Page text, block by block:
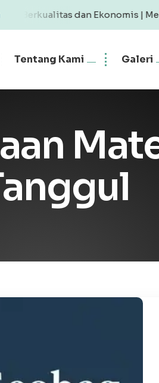
Ekonomis | Menyediakan
Tentang Kami Galeri